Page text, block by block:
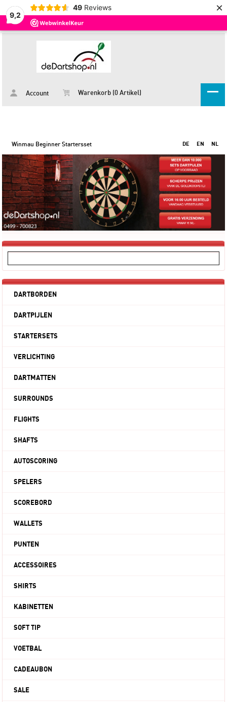
9,2
49 Reviews ×
Account Warenkorb (0 Artikel)
Winmau Beginner Startersset DE EN NL
DARTBORDEN
DARTPIJLEN
STARTERSETS
VERLICHTING
DARTMATTEN
SURROUNDS
FLIGHTS
SHAFTS
AUTOSCORING
SPELERS
SCOREBORD
WALLETS
PUNTEN
ACCESSOIRES
SHIRTS
KABINETTEN
SOFT TIP
VOETBAL
CADEAUBON
SALE